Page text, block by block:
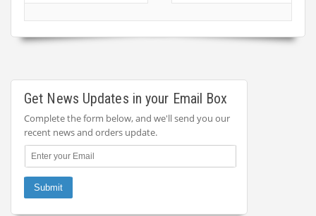
Get News Updates in your Email Box
Complete the form below, and we'll send you our
recent news and orders update.